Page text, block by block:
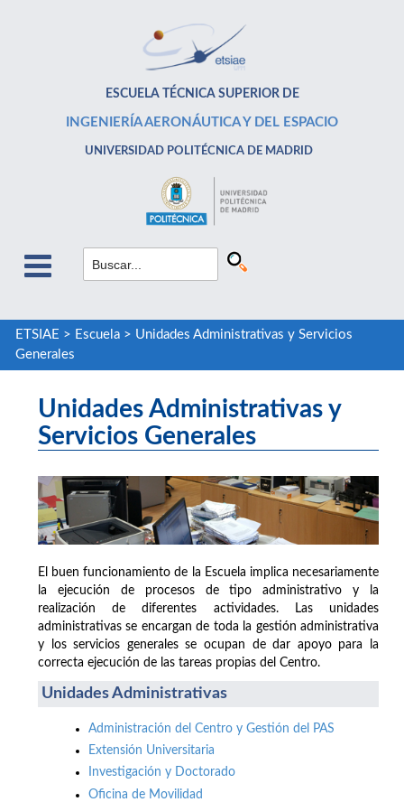
ESCUELA TÉCNICA SUPERIOR DE
INGENIERÍA AERONÁUTICA Y DEL ESPACIO
UNIVERSIDAD POLITÉCNICA DE MADRID
ETSIAE > Escuela> Unidades Administrativas y Servicios
Generales
Unidades Administrativas y
Servicios Generales
El buen funcionamiento de la Escuela implica necesariamente
la ejecución de procesos de tipo administrativo y la
realización de diferentes actividades. Las unidades
administrativas se encargan de toda la gestión administrativa
y los servicios generales se ocupan de dar apoyo para la
correcta ejecución de las tareas propias del Centro.
Unidades Administrativas
Administración del Centro y Gestión del PAS
Extensión Universitaria
Investigación y Doctorado
Oficina de Movilidad